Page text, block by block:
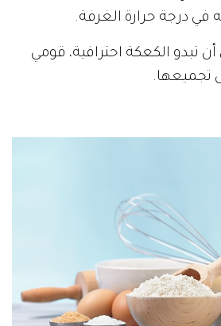
في درجة حرارة الغرفة.
تبدو الكعكة احترافية، قومي
تجميعها.